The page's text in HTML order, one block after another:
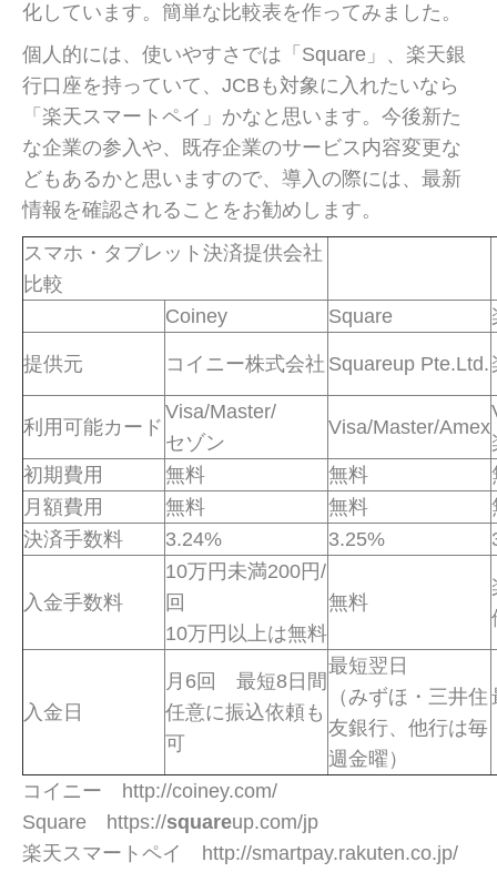
化しています。簡単な比較表を作ってみました。
個人的には、使いやすさでは「Square」、楽天銀
行口座を持っていて、JCBも対象に入れたいなら
「楽天スマートペイ」かなと思います。今後新た
な企業の参入や、既存企業のサービス内容変更な
どもあるかと思いますので、導入の際には、最新
情報を確認されることをお勧めします。
スマホ・タブレット決済提供会社
比較
Coiney
Square
提供元 コイニー株式会社 Squareup Pte.Ltd.
利用可能カード
Visa/Master/
セゾン
Visa/Master/Amex
初期費用
無料 無料
月額費用
無料 無料
決済手数料
3.24% 3.25%
入金手数料
10万円未満200円/
回
10万円以上は無料
無料
入金日
月 6回 最短8 日間
任意に振込依頼も
可
最短翌日
（みずほ・三井住
友銀行、他行は毎
週金曜）
コイニー http://coiney.com/
Square https://squareup.com/jp
楽天スマートペイ http://smartpay.rakuten.co.jp/